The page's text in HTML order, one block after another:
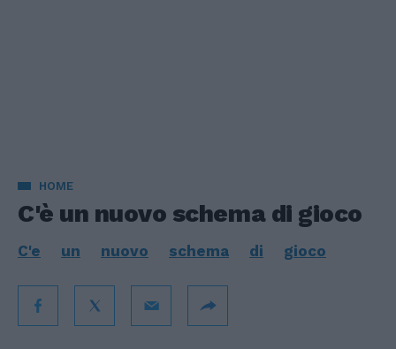
HOME
C'è un nuovo schema di gioco
C'e un nuovo schema di gioco